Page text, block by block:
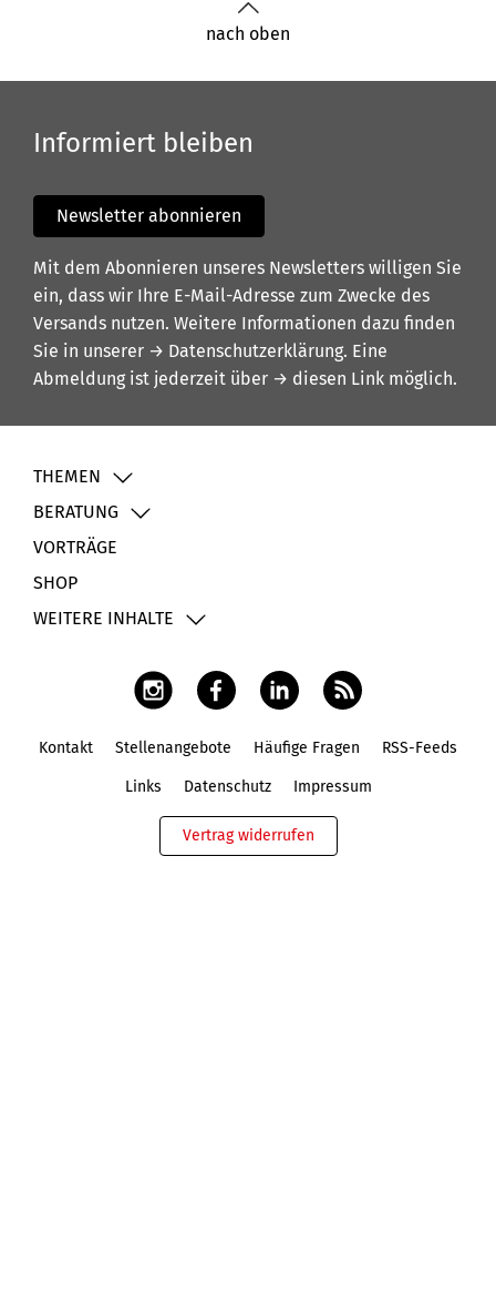
nach oben
Informiert bleiben
Newsletter abonnieren
Mit dem Abonnieren unseres Newsletters willigen Sie
ein, dass wir Ihre E-Mail-Adresse zum Zwecke des
Versands nutzen. Weitere Informationen dazu finden
Sie in unserer → Datenschutzerklärung. Eine
Abmeldung ist jederzeit über → diesen Link möglich.
THEMEN
BERATUNG
VORTRÄGE
SHOP
WEITERE INHALTE
Kontakt Stellenangebote Häufige Fragen RSS-Feeds
Links Datenschutz Impressum
Vertrag widerrufen